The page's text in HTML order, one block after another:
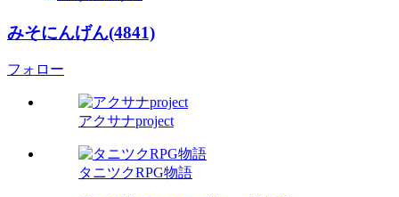
みそにんげん(4841)
フォロー
アクサナproject
タニツクRPG物語